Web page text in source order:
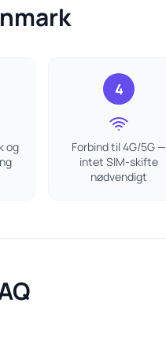
og
4
Forbind til 4G/5G —
intet SIM-skifte
nødvendigt